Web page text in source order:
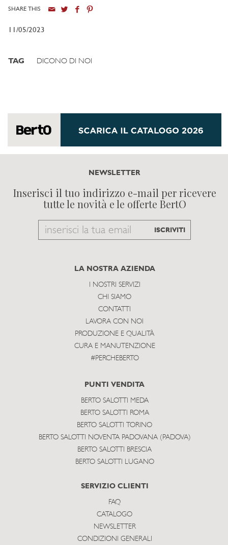
SHARE THIS
11/05/2023
TAG DICONO DI NOI
NEWSLETTER
Inserisci il tuo indirizzo e-mail per ricevere
tutte le novità e le offerte BertO
Email
subscribe
ISCRIVITI
LA NOSTRA AZIENDA
I NOSTRI SERVIZI
CHI SIAMO
CONTATTI
LAVORA CON NOI
PRODUZIONE E QUALITÀ
CURA E MANUTENZIONE
#PERCHEBERTO
PUNTI VENDITA
BERTO SALOTTI MEDA
BERTO SALOTTI ROMA
BERTO SALOTTI TORINO
BERTO SALOTTI NOVENTA PADOVANA (PADOVA)
BERTO SALOTTI BRESCIA
BERTO SALOTTI LUGANO
SERVIZIO CLIENTI
FAQ
CATALOGO
NEWSLETTER
CONDIZIONI GENERALI